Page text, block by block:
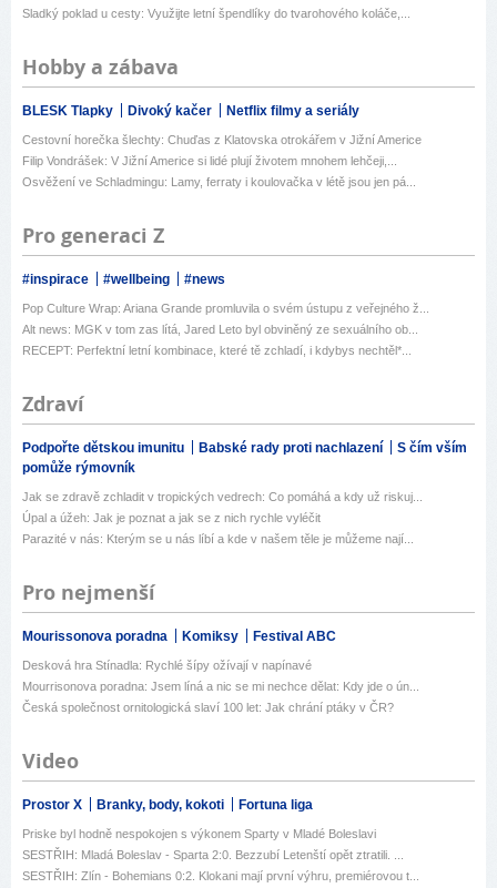
Sladký poklad u cesty: Využijte letní špendlíky do tvarohového koláče,...
Hobby a zábava
BLESK Tlapky Divoký kačer Netflix filmy a seriály
Cestovní horečka šlechty: Chuďas z Klatovska otrokářem v Jižní Americe
Filip Vondrášek: V Jižní Americe si lidé plují životem mnohem lehčeji,...
Osvěžení ve Schladmingu: Lamy, ferraty i koulovačka v létě jsou jen pá...
Pro generaci Z
#inspirace #wellbeing #news
Pop Culture Wrap: Ariana Grande promluvila o svém ústupu z veřejného ž...
Alt news: MGK v tom zas lítá, Jared Leto byl obviněný ze sexuálního ob...
RECEPT: Perfektní letní kombinace, které tě zchladí, i kdybys nechtěl*...
Zdraví
Podpořte dětskou imunitu Babské rady proti nachlazení
S čím vším
pomůže rýmovník
Jak se zdravě zchladit v tropických vedrech: Co pomáhá a kdy už riskuj...
Úpal a úžeh: Jak je poznat a jak se z nich rychle vyléčit
Parazité v nás: Kterým se u nás líbí a kde v našem těle je můžeme nají...
Pro nejmenší
Mourissonova poradna Komiksy Festival ABC
Desková hra Stínadla: Rychlé šípy ožívají v napínavé
Mourrisonova poradna: Jsem líná a nic se mi nechce dělat: Kdy jde o ún...
Česká společnost ornitologická slaví 100 let: Jak chrání ptáky v ČR?
Video
Prostor X Branky, body, kokoti Fortuna liga
Priske byl hodně nespokojen s výkonem Sparty v Mladé Boleslavi
SESTŘIH: Mladá Boleslav - Sparta 2:0. Bezzubí Letenští opět ztratili. ...
SESTŘIH: Zlín - Bohemians 0:2. Klokani mají první výhru, premiérovou t...